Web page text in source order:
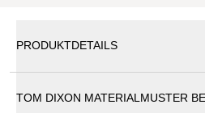
PRODUKTDETAILS
TOM DIXON MATERIALMUSTER